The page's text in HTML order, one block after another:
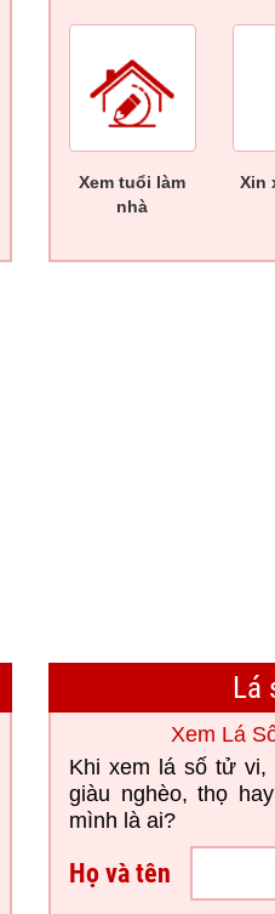
Xem tuổi làm
nhà
Xin
Lá
Xem Lá
Khi xem lá số tử vi,
giàu nghèo, thọ
mình là ai?
Họ và tên